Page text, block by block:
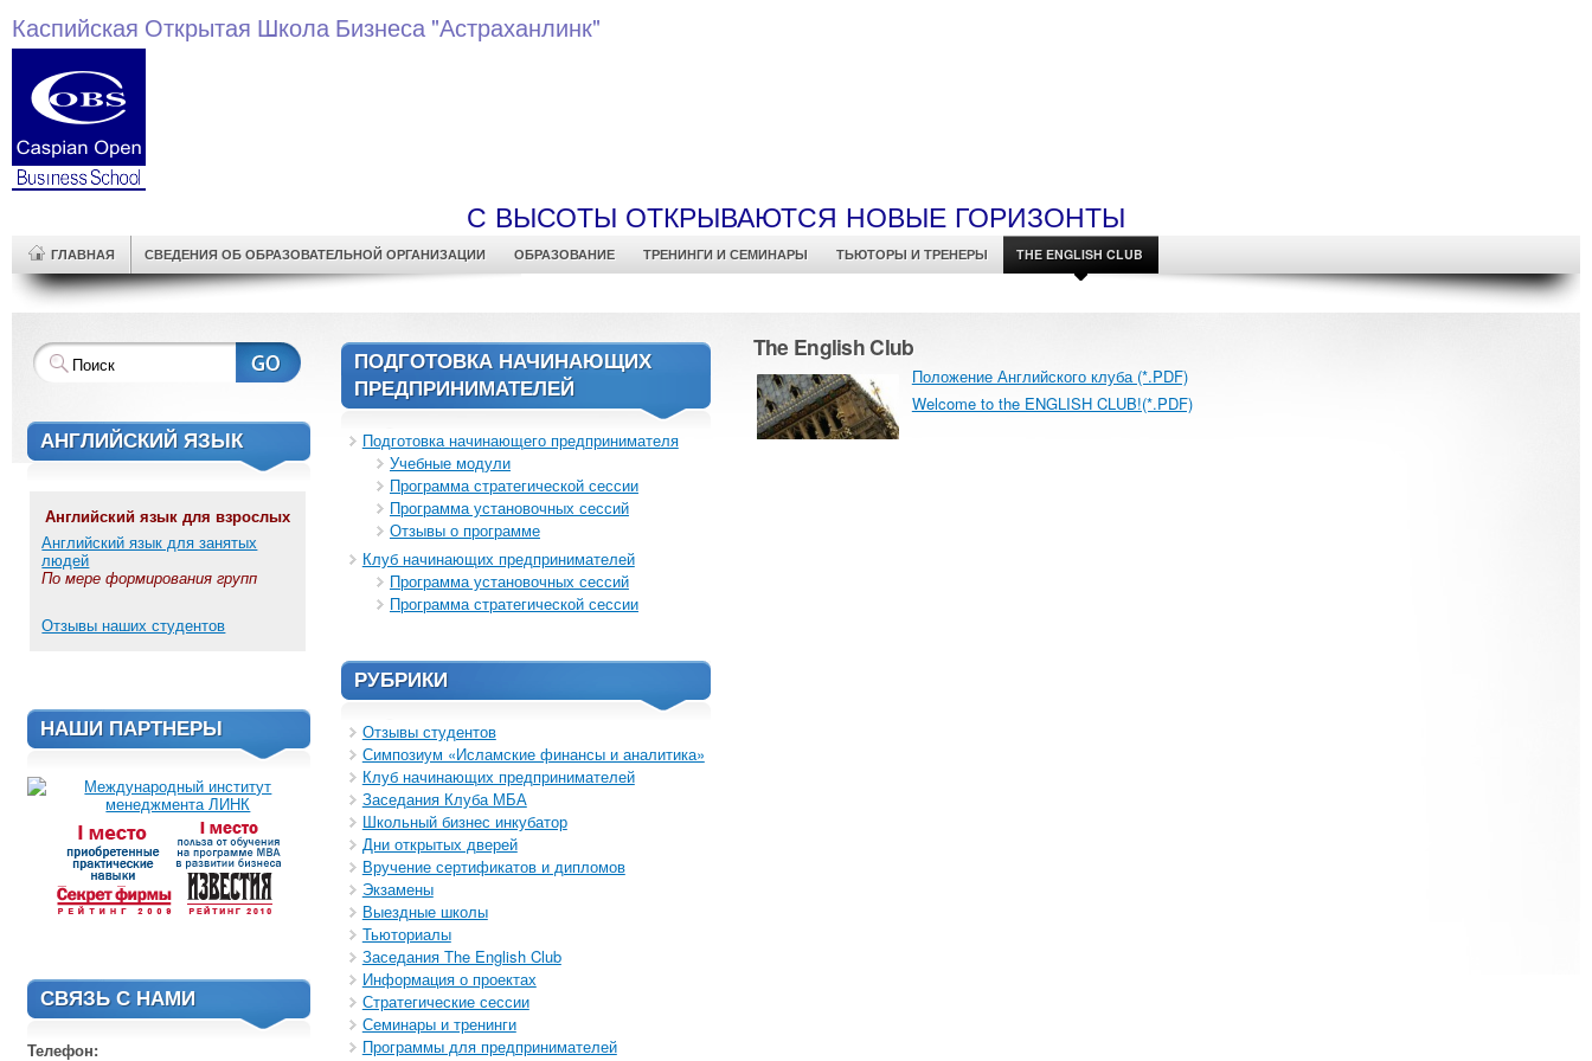
Каспийская Открытая Школа Бизнеса "Астраханлинк"
С ВЫСОТЫ ОТКРЫВАЮТСЯ НОВЫЕ ГОРИЗОНТЫ
ГЛАВНАЯ СВЕДЕНИЯ ОБ ОБРАЗОВАТЕЛЬНОЙ ОРГАНИЗАЦИИ ОБРАЗОВАНИЕ ТРЕНИНГИ И СЕМИНАРЫ ТЬЮТОРЫ И ТРЕНЕРЫ THE ENGLISH CLUB
АНГЛИЙСКИЙ ЯЗЫК
Английский язык для взрослых
Английский язык для занятых
людей
По мере формирования групп
Отзывы наших студентов
НАШИ ПАРТНЕРЫ
СВЯЗЬ С НАМИ
Телефон:
ПОДГОТОВКА НАЧИНАЮЩИХ
ПРЕДПРИНИМАТЕЛЕЙ
Подготовка начинающего предпринимателя
Учебные модули
Программа стратегической сессии
Программа установочных сессий
Отзывы о программе
Клуб начинающих предпринимателей
Программа установочных сессий
Программа стратегической сессии
РУБРИКИ
Отзывы студентов
Симпозиум «Исламские финансы и аналитика»
Клуб начинающих предпринимателей
Заседания Клуба МБА
Школьный бизнес инкубатор
Дни открытых дверей
Вручение сертификатов и дипломов
Экзамены
Выездные школы
Тьюториалы
Заседания The English Club
Информация о проектах
Стратегические сессии
Семинары и тренинги
Программы для предпринимателей
The English Club
Положение Английского клуба (*.PDF)
Welcome to the ENGLISH CLUB!(*.PDF)